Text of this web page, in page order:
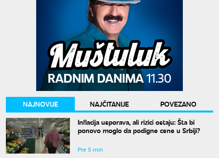
NAJNOVIJE NAJČITANIJE
POVEZANO
Inflacija usporava, ali rizici ostaju: Šta bi
ponovo moglo da podigne cene u Srbiji?
Pre 5 min